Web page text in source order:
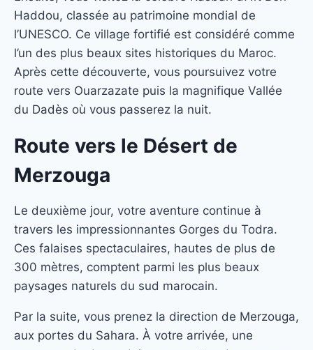
Haddou, classée au patrimoine mondial de
l’UNESCO. Ce village fortifié est considéré comme
l’un des plus beaux sites historiques du Maroc.
Après cette découverte, vous poursuivez votre
route vers Ouarzazate puis la magnifique Vallée
du Dadès où vous passerez la nuit.
Route vers le Désert de
Merzouga
Le deuxième jour, votre aventure continue à
travers les impressionnantes Gorges du Todra.
Ces falaises spectaculaires, hautes de plus de
300 mètres, comptent parmi les plus beaux
paysages naturels du sud marocain.
Par la suite, vous prenez la direction de Merzouga,
aux portes du Sahara. À votre arrivée, une